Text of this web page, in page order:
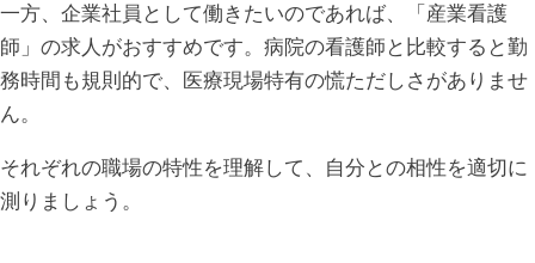
一方、企業社員として働きたいのであれば、「産業看護
師」の求人がおすすめです。病院の看護師と比較すると勤
務時間も規則的で、医療現場特有の慌ただしさがありませ
ん。
それぞれの職場の特性を理解して、自分との相性を適切に
測りましょう。